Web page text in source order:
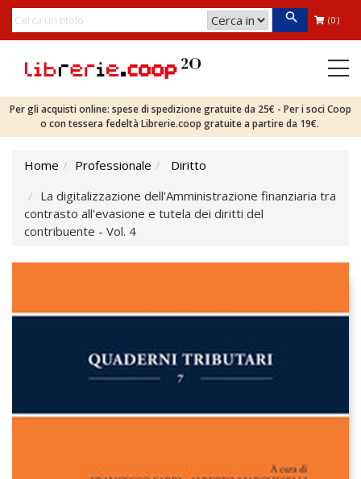
(0)
Per gli acquisti online: spese di spedizione gratuite da 25€ - Per i soci Coop
o con tessera fedeltà Librerie.coop gratuite a partire da 19€.
Home Professionale
Diritto
La digitalizzazione dell'Amministrazione finanziaria tra
contrasto all'evasione e tutela dei diritti del
contribuente - Vol. 4